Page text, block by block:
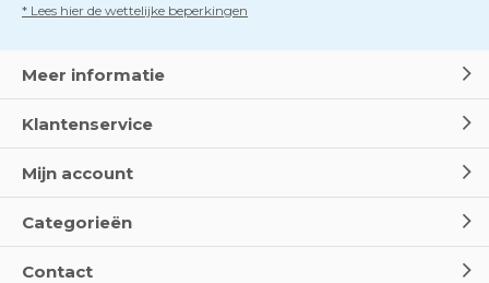
Dag van de BHV - Als elke
Oogspoel flessen en
* Lees hier de wettelijke beperkingen
Meer informatie
Klantenservice
Mijn account
Categorieën
Contact